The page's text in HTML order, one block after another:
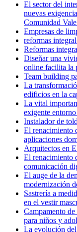
El sector del
nuevas
Comunidad
Empresas de
reformas
Reformas
Diseñar una
online facilita la
Team building
La
edificios en la
La vital
exigente
Instalador de
El renacimiento
aplicaciones
Arquitectos en
El renacimiento
comunicación
El auge de la
modernización
Sastrería a
en el vestir
Campamento
para niños y
La evolución